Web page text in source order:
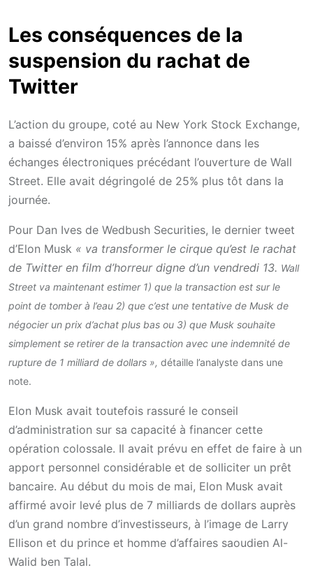
Les conséquences de la
suspension du rachat de
Twitter
L’action du groupe, coté au New York Stock Exchange,
a baissé d’environ 15% après l’annonce dans les
échanges électroniques précédant l’ouverture de Wall
Street. Elle avait dégringolé de 25% plus tôt dans la
journée.
Pour Dan Ives de Wedbush Securities, le dernier tweet
d’Elon Musk « va transformer le cirque qu’est le rachat
de Twitter en film d’horreur digne d’un vendredi 13. Wall
Street va maintenant estimer 1) que la transaction est sur le
point de tomber à l’eau 2) que c’est une tentative de Musk de
négocier un prix d’achat plus bas ou 3) que Musk souhaite
simplement se retirer de la transaction avec une indemnité de
rupture de 1 milliard de dollars », détaille l’analyste dans une
note.
Elon Musk avait toutefois rassuré le conseil
d’administration sur sa capacité à financer cette
opération colossale. Il avait prévu en effet de faire à un
apport personnel considérable et de solliciter un prêt
bancaire. Au début du mois de mai, Elon Musk avait
affirmé avoir levé plus de 7 milliards de dollars auprès
d’un grand nombre d’investisseurs, à l’image de Larry
Ellison et du prince et homme d’affaires saoudien Al-
Walid ben Talal.